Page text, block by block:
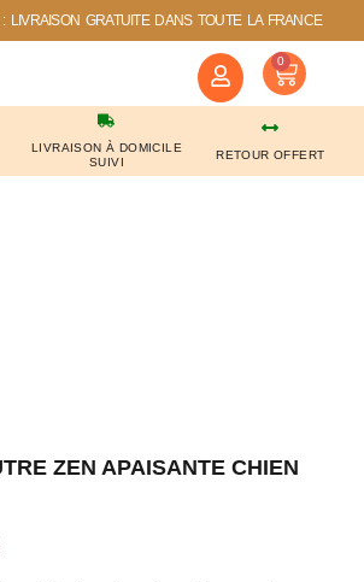
LIVRAISON GRATUITE DANS TOUTE LA FRANCE
0
LIVRAISON À DOMICILE
SUIVI
RETOUR OFFERT
ZEN APAISANTE CHIEN